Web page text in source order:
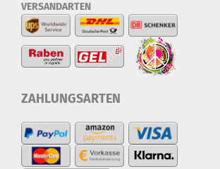
VERSANDARTEN
ZAHLUNGSARTEN